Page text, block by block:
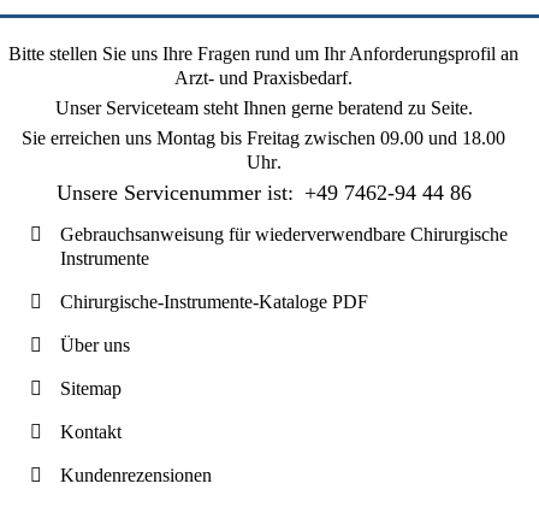
Bitte stellen Sie uns Ihre Fragen rund um Ihr Anforderungsprofil an
Arzt- und Praxisbedarf.
Unser Serviceteam steht Ihnen gerne beratend zu Seite.
Sie erreichen uns Montag bis Freitag zwischen 09.00 und 18.00
Uhr.
Unsere Servicenummer ist: +49 7462-94 44 86
Gebrauchsanweisung für wiederverwendbare Chirurgische
Instrumente
Chirurgische-Instrumente-Kataloge PDF
Über uns
Sitemap
Kontakt
Kundenrezensionen